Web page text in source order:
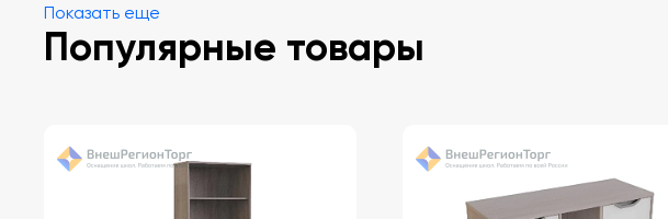
Показать еще
Популярные товары